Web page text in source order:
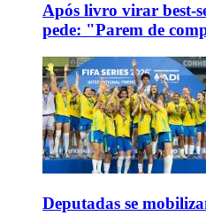
Após livro virar best-
pede: "Parem de
Deputadas se